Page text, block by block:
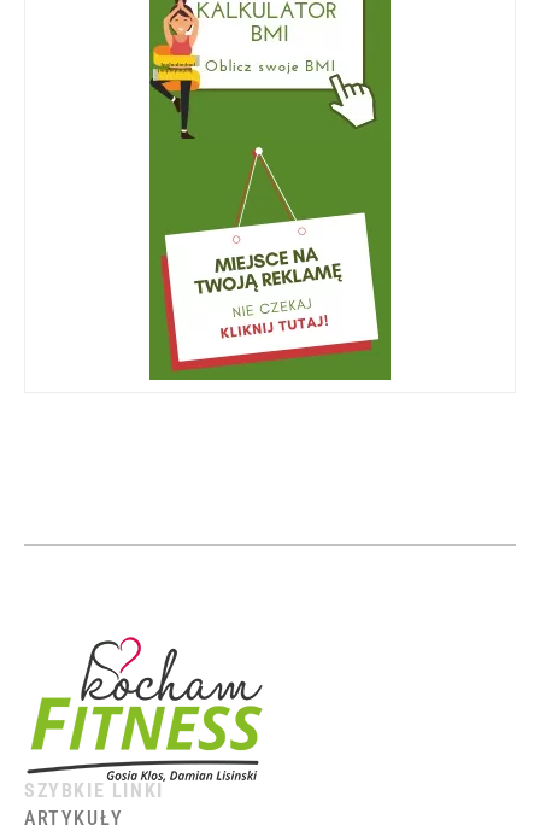
SZYBKIE LINKI
ARTYKUŁY